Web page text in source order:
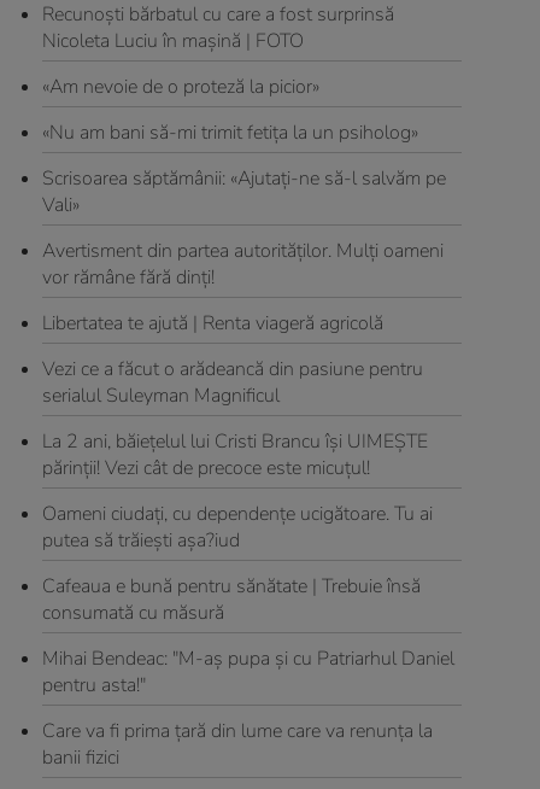
Recunoşti bărbatul cu care a fost surprinsă
Nicoleta Luciu în maşină | FOTO
«Am nevoie de o proteză la picior»
«Nu am bani să-mi trimit fetiţa la un psiholog»
Scrisoarea săptămânii: «Ajutaţi-ne să-l salvăm pe
Vali»
Avertisment din partea autorităţilor. Mulţi oameni
vor rămâne fără dinţi!
Libertatea te ajută | Renta viageră agricolă
Vezi ce a făcut o arădeancă din pasiune pentru
serialul Suleyman Magnificul
La 2 ani, băieţelul lui Cristi Brancu îşi UIMEŞTE
părinţii! Vezi cât de precoce este micuţul!
Oameni ciudaţi, cu dependenţe ucigătoare. Tu ai
putea să trăieşti aşa?iud
Cafeaua e bună pentru sănătate | Trebuie însă
consumată cu măsură
Mihai Bendeac: "M-aş pupa şi cu Patriarhul Daniel
pentru asta!"
Care va fi prima țară din lume care va renunța la
banii fizici